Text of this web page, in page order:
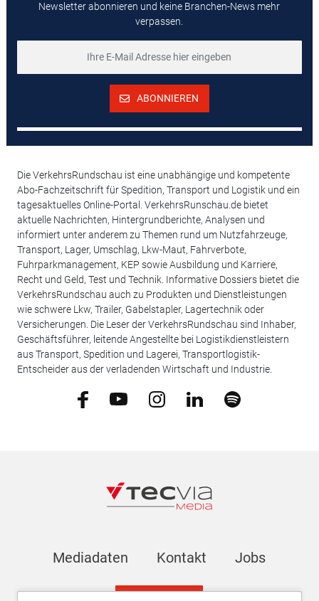
Newsletter abonnieren und keine Branchen-News mehr
verpassen.
ABONNIEREN
Die VerkehrsRundschau ist eine unabhängige und kompetente
Abo-Fachzeitschrift für Spedition, Transport und Logistik und ein
tagesaktuelles Online-Portal. VerkehrsRunschau.de bietet
aktuelle Nachrichten, Hintergrundberichte, Analysen und
informiert unter anderem zu Themen rund um Nutzfahrzeuge,
Transport, Lager, Umschlag, Lkw-Maut, Fahrverbote,
Fuhrparkmanagement, KEP sowie Ausbildung und Karriere,
Recht und Geld, Test und Technik. Informative Dossiers bietet die
VerkehrsRundschau auch zu Produkten und Dienstleistungen
wie schwere Lkw, Trailer, Gabelstapler, Lagertechnik oder
Versicherungen. Die Leser der VerkehrsRundschau sind Inhaber,
Geschäftsführer, leitende Angestellte bei Logistikdienstleistern
aus Transport, Spedition und Lagerei, Transportlogistik-
Entscheider aus der verladenden Wirtschaft und Industrie.
Mediadaten Kontakt Jobs